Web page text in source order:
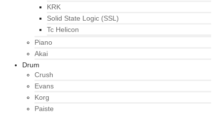
KRK
Solid State Logic (SSL)
Tc Helicon
Piano
Akai
Drum
Crush
Evans
Korg
Paiste